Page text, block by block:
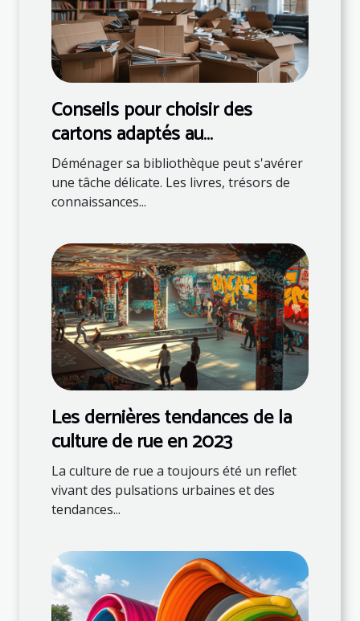
Conseils pour choisir des
cartons adaptés au
déménagement de livres
Déménager sa bibliothèque peut s'avérer
une tâche délicate. Les livres, trésors de
connaissances...
Les dernières tendances de la
culture de rue en 2023
La culture de rue a toujours été un reflet
vivant des pulsations urbaines et des
tendances...